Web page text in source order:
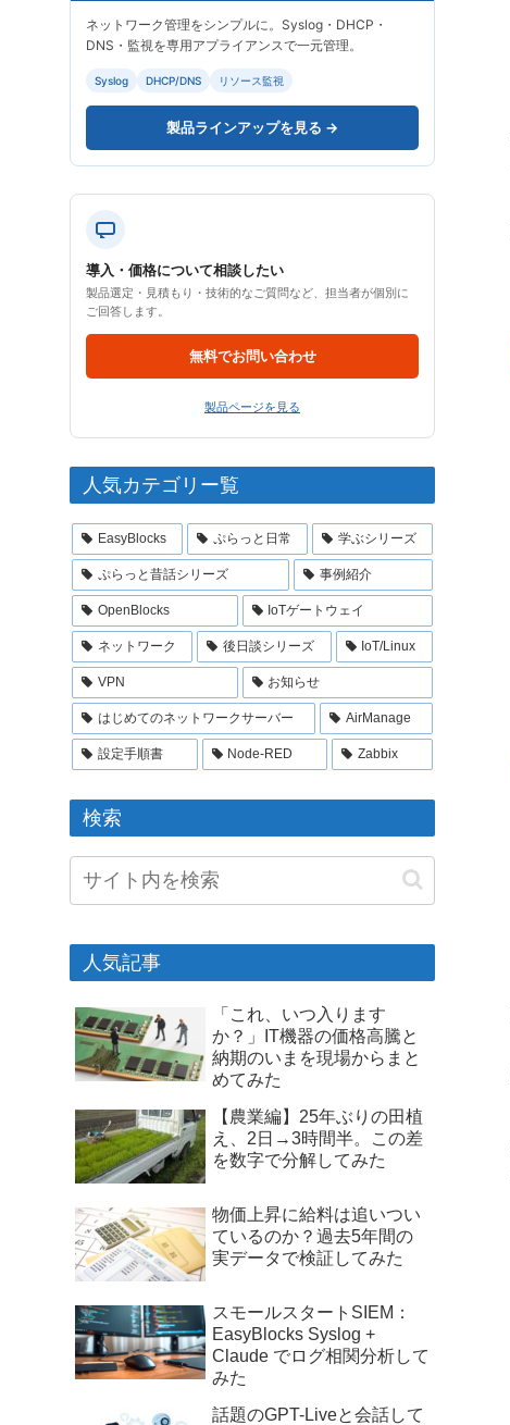
ネットワーク管理をシンプルに。Syslog・DHCP・
DNS・監視を専用アプライアンスで一元管理。
Syslog DHCP/DNS リソース監視
製品ラインアップを見る →
導入・価格について相談したい
製品選定・見積もり・技術的なご質問など、担当者が個別に
ご回答します。
無料でお問い合わせ
製品ページを見る
人気カテゴリー覧
EasyBlocks ぷらっと日常 学ぶシリーズ
ぷらっと昔話シリーズ 事例紹介
OpenBlocks IoTゲートウェイ
ネットワーク 後日談シリーズ IoT/Linux
VPN お知らせ
はじめてのネットワークサーバー AirManage
設定手順書 Node-RED Zabbix
検索
人気記事
「これ、いつ入ります
か？」IT機器の価格高騰と
納期のいまを現場からまと
めてみた
【農業編】25年ぶりの田植
え、2日→3時間半。この差
を数字で分解してみた
物価上昇に給料は追いつい
ているのか？過去5年間の
実データで検証してみた
スモールスタートSIEM：
EasyBlocks Syslog +
Claude でログ相関分析して
みた
話題のGPT-Liveと会話して